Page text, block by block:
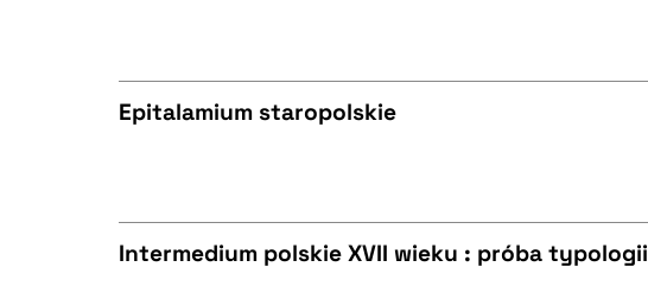
Epitalamium staropolskie
Intermedium polskie XVII wieku : próba typologii